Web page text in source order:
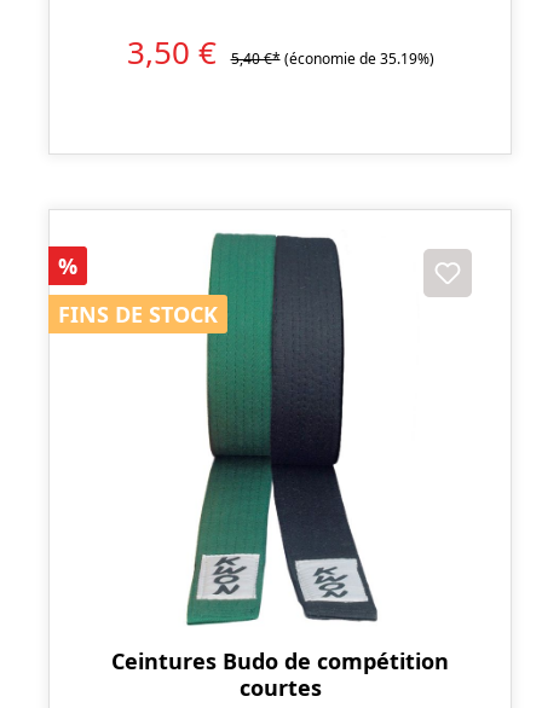
3,50 € 5,40 €* (économie de 35.19%)
Réduction
%
FINS DE STOCK
FINS DE STOCK
Ceintures Budo de compétition
courtes